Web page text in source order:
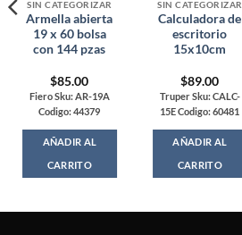
SIN CATEGORIZAR
Armella abierta
19 x 60 bolsa
con 144 pzas
$85.00
Fiero Sku: AR-19A
Codigo: 44379
AÑADIR AL
CARRITO
SIN CATEGORIZAR
Calculadora de
escritorio
15x10cm
$89.00
Truper Sku: CALC-
15E Codigo: 60481
AÑADIR AL
CARRITO